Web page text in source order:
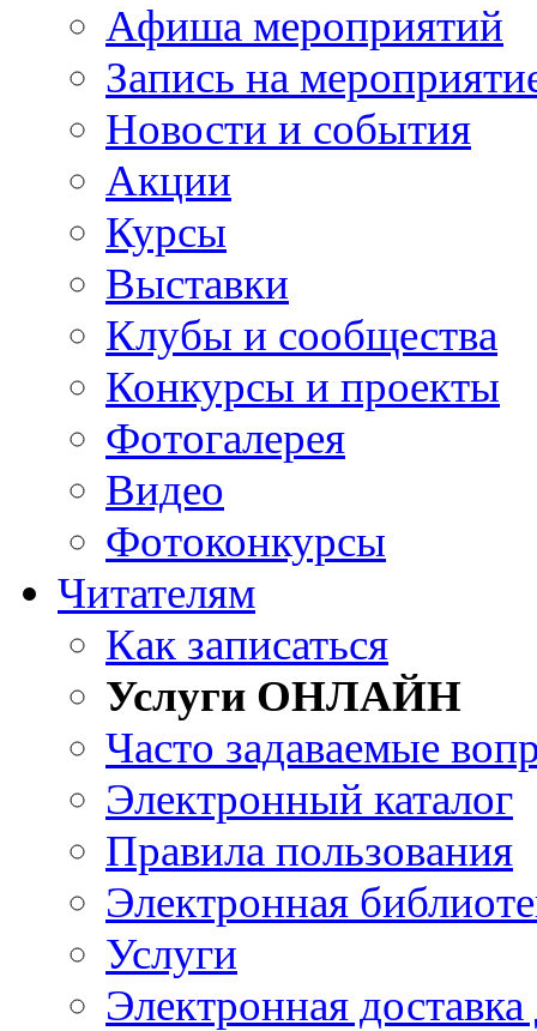
Афиша мероприятий
Запись на
Новости и события
Акции
Курсы
Выставки
Клубы и сообщества
Конкурсы и проекты
Фотогалерея
Видео
Фотоконкурсы
Читателям
Как записаться
Услуги ОНЛАЙН
Часто задаваемые
Электронный каталог
Правила пользования
Электронная
Услуги
Электронная